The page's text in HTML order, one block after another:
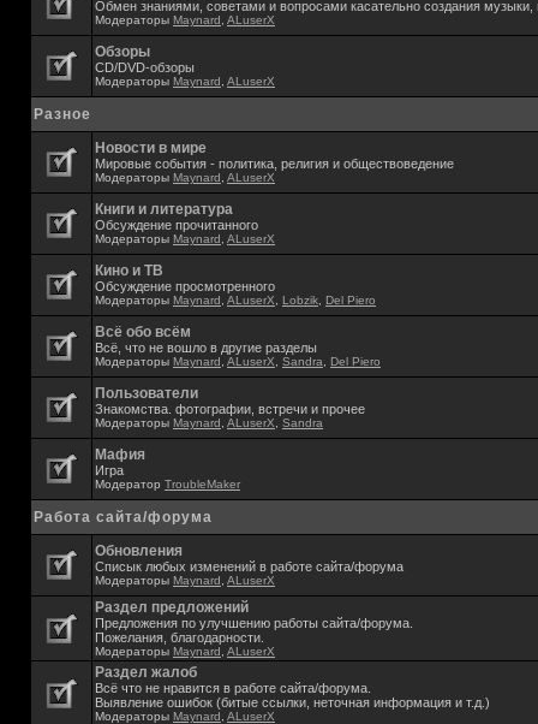
Обмен знаниями, советами и вопросами касательно создания музыки,
Модераторы Maynard ALuserX
Обзоры
CD/DVD-обзоры
Модераторы Maynard ALuserX
Разное
Новости в мире
Мировые события - политика, религия и обществоведение
Модераторы Maynard ALuserX
Книги и литература
Обсуждение прочитанного
Модераторы Maynard ALuserX
Кино и ТВ
Обсуждение просмотренного
Модераторы Maynard ALuserX Lobzik Del Piero
Всё обо всём
Всё, что не вошло в другие разделы
Модераторы Maynard ALuserX Sandra Del Piero
Пользователи
Знакомства. фотографии, встречи и прочее
Модераторы Maynard ALuserX Sandra
Мафия
Игра
Модератор TroubleMaker
Работа сайта/форума
Обновления
Списык любых изменений в работе сайта/форума
Модераторы Maynard ALuserX
Раздел предложений
Предложения по улучшению работы сайта/форума.
Пожелания, благодарности.
Модераторы Maynard ALuserX
Раздел жалоб
Всё что не нравится в работе сайта/форума.
Выявление ошибок (битые ссылки, неточная информация и т.д.)
Модераторы Maynard ALuserX